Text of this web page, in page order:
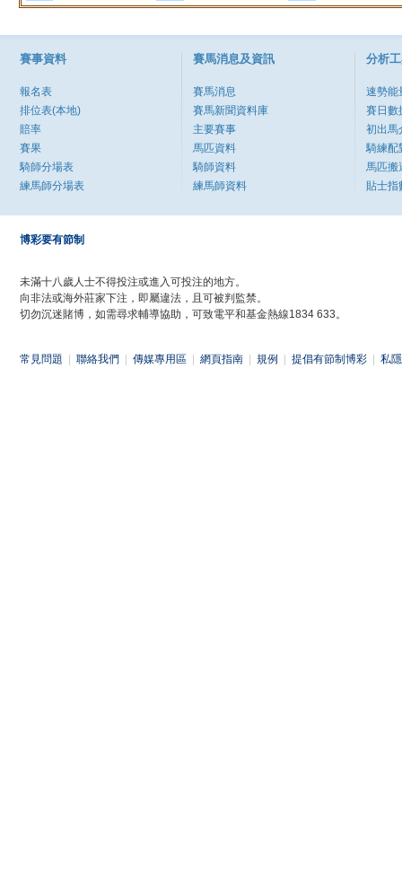
賽事資料
報名表
排位表(本地)
賠率
賽果
騎師分場表
練馬師分場表
賽馬消息及資訊
賽馬消息
賽馬新聞資料庫
主要賽事
馬匹資料
騎師資料
練馬師資料
分析
速勢能
賽日數
初出馬
騎練配
馬匹搬
貼士指
博彩要有節制
未滿十八歲人士不得投注或進入可投注的地方。
向非法或海外莊家下注，即屬違法，且可被判監禁。
切勿沉迷賭博，如需尋求輔導協助，可致電平和基金熱線1834 633。
常見問題 聯絡我們 傳媒專用區 網頁指南 規例 提倡有節制博彩 私